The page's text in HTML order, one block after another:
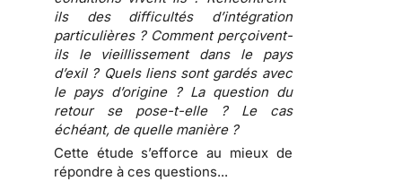
ils des difficultés d’intégration
particulières ? Comment perçoivent-
ils le vieillissement dans le pays
d’exil ? Quels liens sont gardés avec
le pays d’origine ? La question du
retour se pose-t-elle ? Le cas
échéant, de quelle manière ?
Cette étude s’efforce au mieux de
répondre à ces questions...